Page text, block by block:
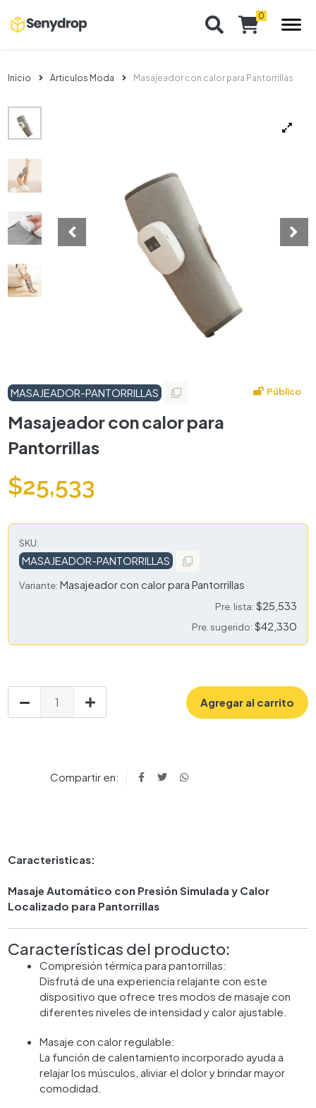
Inicio Articulos Moda Masajeador con calor para Pantorrillas
MASAJEADOR-PANTORRILLAS Público
Masajeador con calor para
Pantorrillas
$25,533
SKU:
MASAJEADOR-PANTORRILLAS
Variante: Masajeador con calor para Pantorrillas
Pre. lista: $25,533
Pre. sugerido: $42,330
Agregar al carrito
Compartir en:
Caracteristicas:
Masaje Automático con Presión Simulada y Calor
Localizado para Pantorrillas
Características del producto:
Compresión térmica para pantorrillas:
Disfrutá de una experiencia relajante con este
dispositivo que ofrece tres modos de masaje con
diferentes niveles de intensidad y calor ajustable.
Masaje con calor regulable:
La función de calentamiento incorporado ayuda a
relajar los músculos, aliviar el dolor y brindar mayor
comodidad.